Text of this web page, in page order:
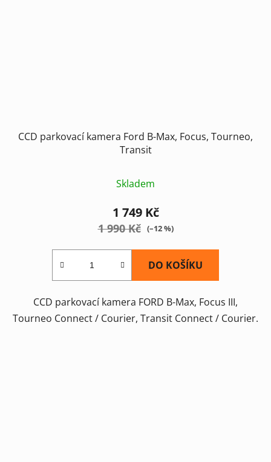
CCD parkovací kamera Ford B-Max, Focus, Tourneo,
Transit
Skladem
1 749 Kč
1 990 Kč (–12 %)
DO KOŠÍKU
CCD parkovací kamera FORD B-Max, Focus III,
Tourneo Connect / Courier, Transit Connect / Courier.